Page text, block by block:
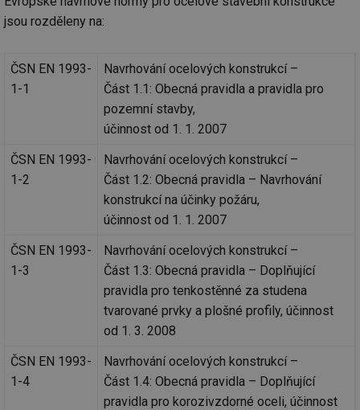
jsou rozděleny na:
ČSN EN 1993-
1-1
Navrhování ocelových konstrukcí –
Část 1.1: Obecná pravidla a pravidla pro
pozemní stavby,
účinnost od 1. 1. 2007
ČSN EN 1993-
1-2
Navrhování ocelových konstrukcí –
Část 1.2: Obecná pravidla – Navrhování
konstrukcí na účinky požáru,
účinnost od 1. 1. 2007
ČSN EN 1993-
1-3
Navrhování ocelových konstrukcí –
Část 1.3: Obecná pravidla – Doplňující
pravidla pro tenkostěnné za studena
tvarované prvky a plošné profily, účinnost
od 1. 3. 2008
ČSN EN 1993-
1-4
Navrhování ocelových konstrukcí –
Část 1.4: Obecná pravidla – Doplňující
pravidla pro korozivzdorné oceli, účinnost